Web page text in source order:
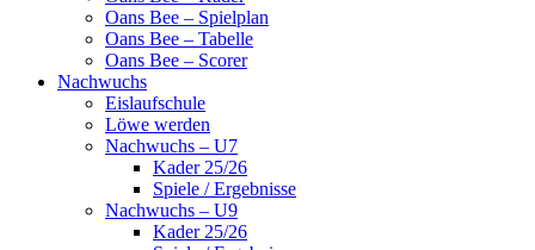
Oans Bee – Spielplan
Oans Bee – Tabelle
Oans Bee – Scorer
Nachwuchs
Eislaufschule
Löwe werden
Nachwuchs – U7
Kader 25/26
Spiele / Ergebnisse
Nachwuchs – U9
Kader 25/26